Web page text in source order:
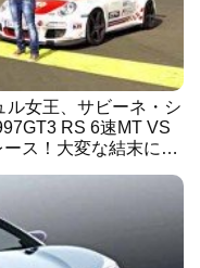
ル女王、サビーネ・シ
RS 6速MT VS
ース！大変な結末に…